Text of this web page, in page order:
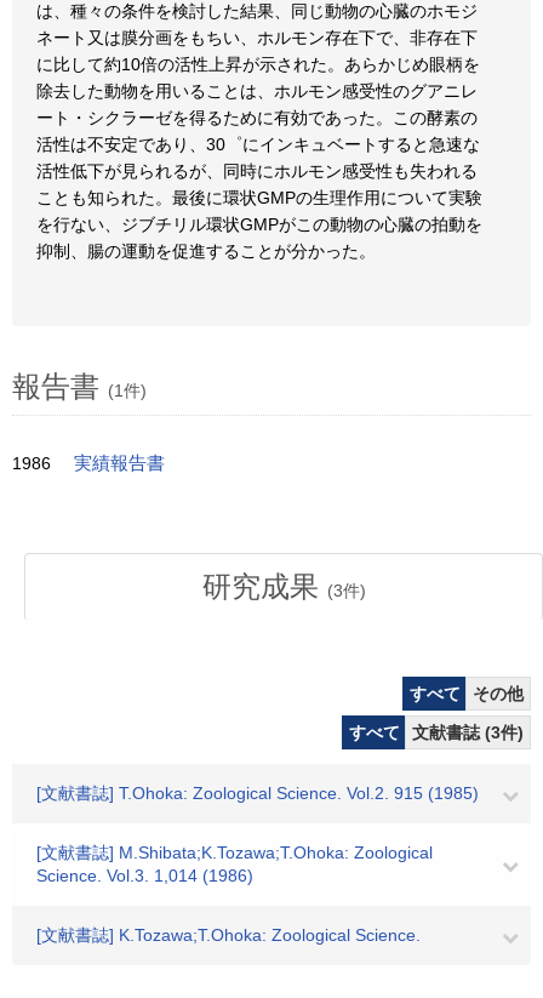
は、種々の条件を検討した結果、同じ動物の心臓のホモジ
ネート又は膜分画をもちい、ホルモン存在下で、非存在下
に比して約10倍の活性上昇が示された。あらかじめ眼柄を
除去した動物を用いることは、ホルモン感受性のグアニレ
ート・シクラーゼを得るために有効であった。この酵素の
活性は不安定であり、30゜にインキュベートすると急速な
活性低下が見られるが、同時にホルモン感受性も失われる
ことも知られた。最後に環状GMPの生理作用について実験
を行ない、ジブチリル環状GMPがこの動物の心臓の拍動を
抑制、腸の運動を促進することが分かった。
報告書 (1件)
1986 実績報告書
研究成果 (3件)
すべて
その他
すべて
文献書誌 (3件)
[文献書誌] T.Ohoka: Zoological Science. Vol.2. 915 (1985)
[文献書誌] M.Shibata;K.Tozawa;T.Ohoka: Zoological
Science. Vol.3. 1,014 (1986)
[文献書誌] K.Tozawa;T.Ohoka: Zoological Science.